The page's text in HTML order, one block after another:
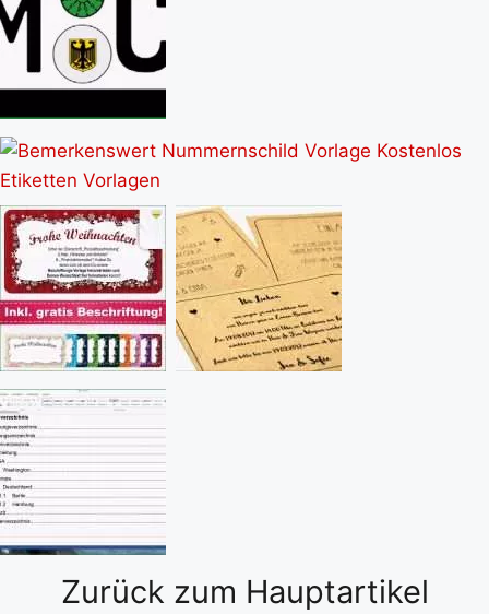
Zurück zum Hauptartikel